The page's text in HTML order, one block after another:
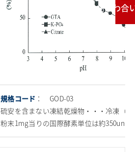
規格コード ： GOD-03
硫安を含まない凍結乾燥物・・・冷凍（-
粉末1mg当りの国際酵素単位は約350units
お問い合わせ